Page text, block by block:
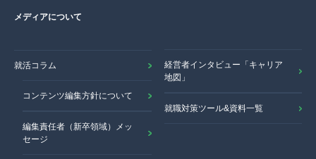
メディアについて
就活コラム
コンテンツ編集方針について
編集責任者（新卒領域）メッ
セージ
経営者インタビュー「キャリア
地図」
就職対策ツール&資料一覧